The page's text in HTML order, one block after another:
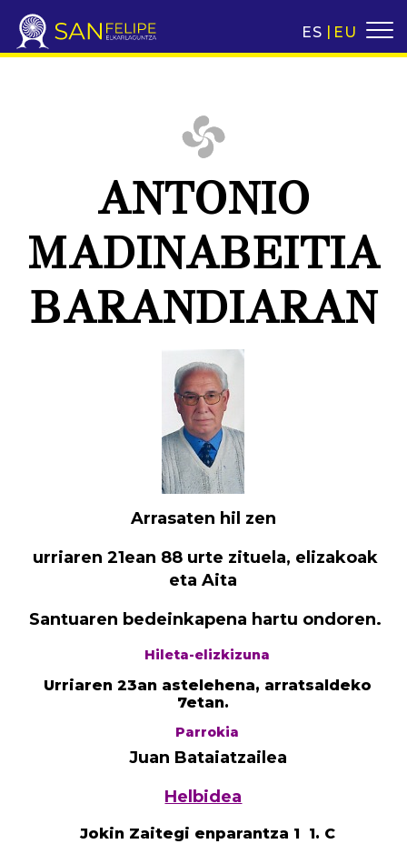
ES EU
ANTONIO
MADINABEITIA
BARANDIARAN
Arrasaten hil zen
urriaren 21ean 88 urte zituela, elizakoak
eta Aita
Santuaren bedeinkapena hartu ondoren.
Hileta-elizkizuna
Urriaren 23an astelehena, arratsaldeko
7etan.
Parrokia
Juan Bataiatzailea
Helbidea
Jokin Zaitegi enparantza 1 1. C